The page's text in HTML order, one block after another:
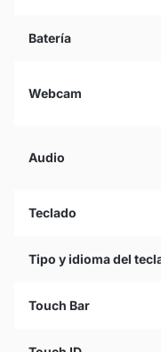
Batería
Webcam
Audio
Teclado
Tipo y idioma del
Touch Bar